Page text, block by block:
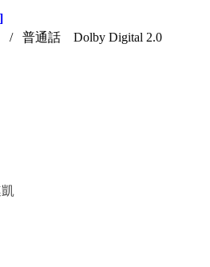
/ 普通話
Dolby Digital 2.0